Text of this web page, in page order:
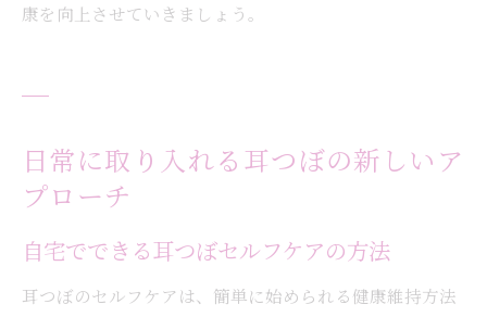
康を向上させていきましょう。
日常に取り入れる耳つぼの新しいア
プローチ
自宅でできる耳つぼセルフケアの方法
耳つぼのセルフケアは、簡単に始められる健康維持方法